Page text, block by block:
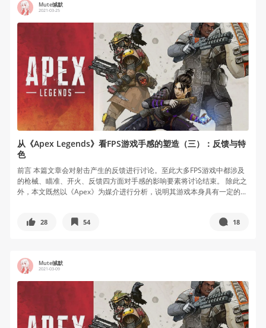
Mute缄默
2021-03-25
从《Apex Legends》看FPS游戏手感的塑造（三）：反馈与特
色
前言 本篇文章会对射击产生的反馈进行讨论。至此大多FPS游戏中都涉及
的枪械、瞄准、开火、反馈四方面对手感的影响要素将讨论结束。 除此之
外，本文既然以《Apex》为媒介进行分析，说明其游戏本身具有一定的...
28 54 18
Mute缄默
2021-03-09